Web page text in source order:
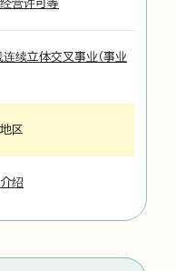
营许可等
续立体交叉事业（事业
区
绍